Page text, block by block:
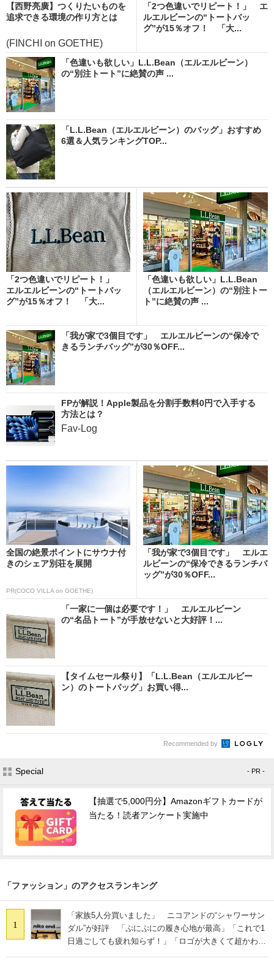
【西野亮廣】つくりたいものを
追求できる環境の作り方とは
(FINCHI on GOETHE)
「2つ色違いでリピート！」 エ
ルエルビーンの“トートバッ
グ”が15％オフ！ 「大...
「色違いも欲しい」L.L.Bean（エルエルビーン）
の“別注トート”に絶賛の声 ...
「L.L.Bean（エルエルビーン）のバッグ」おすすめ
6選＆人気ランキングTOP...
「2つ色違いでリピート！」
エルエルビーンの“トートバッ
グ”が15％オフ！ 「大...
「色違いも欲しい」L.L.Bean
（エルエルビーン）の“別注トー
ト”に絶賛の声 ...
「我が家で3個目です」 エルエルビーンの“保冷で
きるランチバッグ”が30％OFF...
FPが解説！Apple製品を分割手数料0円で入手する
方法とは？
Fav-Log
全国の絶景ポイントにサウナ付
きのシェア別荘を展開
PR(COCO VILLA on GOETHE)
「我が家で3個目です」 エルエ
ルビーンの“保冷できるランチバ
ッグ”が30％OFF...
「一家に一個は必要です！」 エルエルビーン
の“名品トート”が手放せないと大好評！...
【タイムセール祭り】「L.L.Bean（エルエルビー
ン）のトートバッグ」お買い得...
Recommended by
Special - PR -
【抽選で5,000円分】Amazonギフトカードが
当たる！読者アンケート実施中
「ファッション」のアクセスランキング
1
「家族5人分買いました」 ニコアンドの“シャワーサン
ダル”が好評 「ぷにぷにの履き心地が最高」「これで1
日過ごしても疲れ知らず！」「ロゴが大きくて超かわい